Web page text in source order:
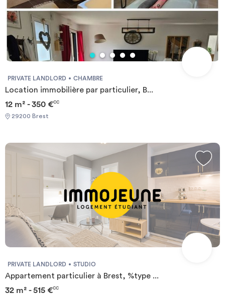
PRIVATE LANDLORD CHAMBRE
Location immobilière par particulier, B...
12 m² - 350 €CC
29200 Brest
PRIVATE LANDLORD STUDIO
Appartement particulier à Brest, %type ...
32 m² - 515 €CC